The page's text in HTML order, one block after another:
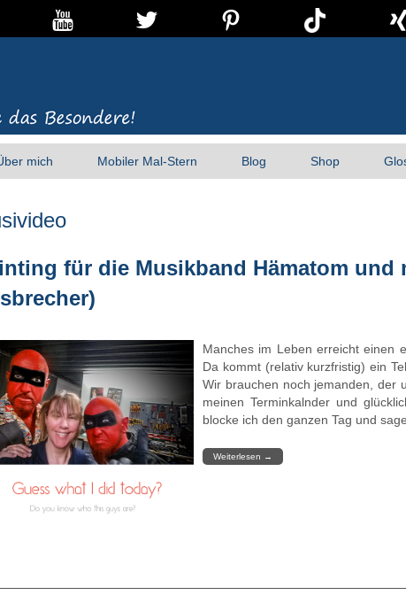
mich Mobiler Mal-Stern Blog Shop
für die Musikband Hämatom und
Manches im Leben erreicht einen
Da kommt (relativ kurzfristig) ein
Wir brauchen noch jemanden, der
meinen Terminkalnder und
blocke ich den ganzen Tag und sage
Weiterlesen →